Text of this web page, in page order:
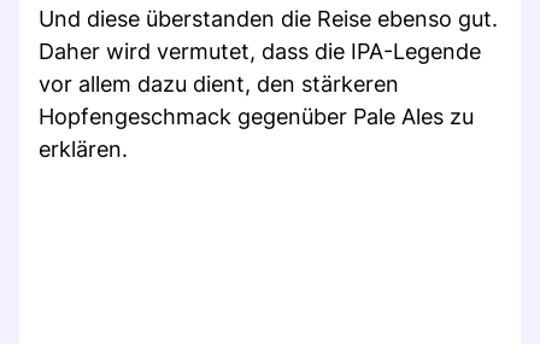
Und diese überstanden die Reise ebenso gut.
Daher wird vermutet, dass die IPA-Legende
vor allem dazu dient, den stärkeren
Hopfengeschmack gegenüber Pale Ales zu
erklären.